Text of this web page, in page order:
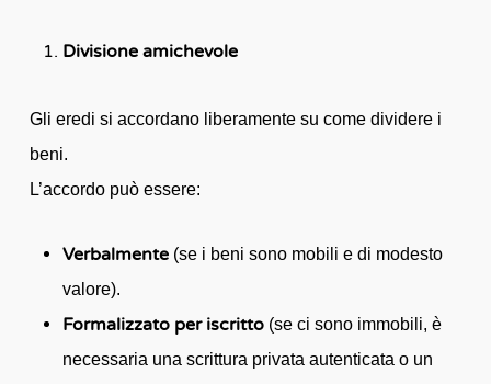
Divisione amichevole
Gli eredi si accordano liberamente su come dividere i
beni.
L’accordo può essere:
Verbalmente(se i beni sono mobili e di modesto
valore).
Formalizzato per iscritto(se ci sono immobili, è
necessaria una scrittura privata autenticata o un